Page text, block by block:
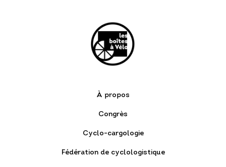
À propos
Congrès
Cyclo-cargologie
Fédération de cyclologistique